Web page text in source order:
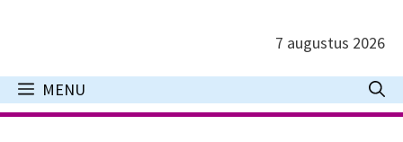
inhoud
7 augustus 2026
MENU